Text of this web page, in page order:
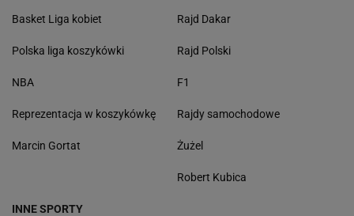
Basket Liga kobiet
Polska liga koszykówki
NBA
Reprezentacja w koszykówkę
Marcin Gortat
Rajd Dakar
Rajd Polski
F1
Rajdy samochodowe
Żużel
Robert Kubica
INNE SPORTY